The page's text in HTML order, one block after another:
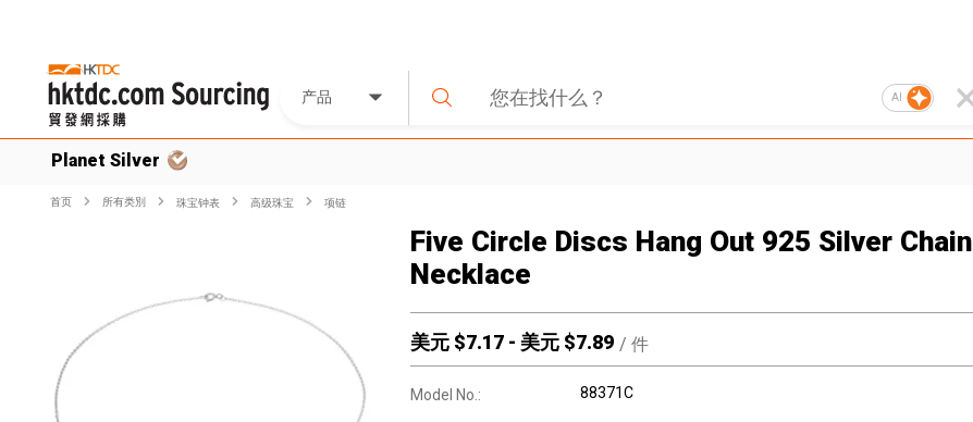
产品 AI
Planet Silver
首页 所有类別 珠宝钟表 高级珠宝 项链
Five Circle Discs Hang Out 925 Silver Chain
Necklace
美元 $7.17 - 美元 $7.89 / 件
Model No.: 88371C